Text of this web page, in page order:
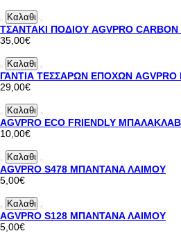
Καλαθι
ΤΣΑΝΤΑΚΙ ΠΟΔΙΟΥ AGVPRO CARBON
35,00€
Καλαθι
ΓΑΝΤΙΑ ΤΕΣΣΑΡΩΝ ΕΠΟΧΩΝ AGVPRO
29,00€
Καλαθι
AGVPRO ECO FRIENDLY
10,00€
Καλαθι
AGVPRO S478 ΜΠΑΝΤΑΝΑ ΛΑΙΜΟΥ
5,00€
Καλαθι
AGVPRO S128 ΜΠΑΝΤΑΝΑ ΛΑΙΜΟΥ
5,00€